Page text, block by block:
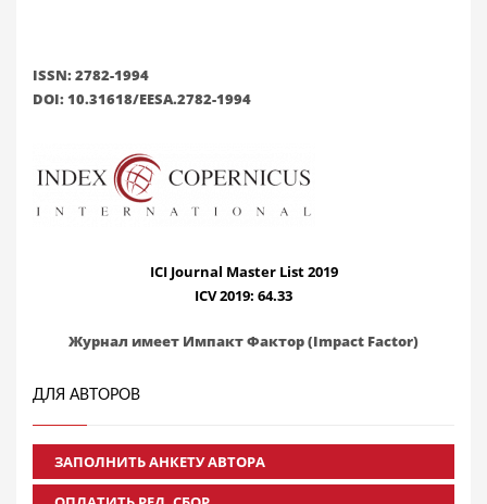
ISSN: 2782-1994
DOI: 10.31618/EESA.2782-1994
ICI Journal Master List 2019
ICV 2019: 64.33
Журнал имеет Импакт Фактор (Impact Factor)
ДЛЯ АВТОРОВ
ЗАПОЛНИТЬ АНКЕТУ АВТОРА